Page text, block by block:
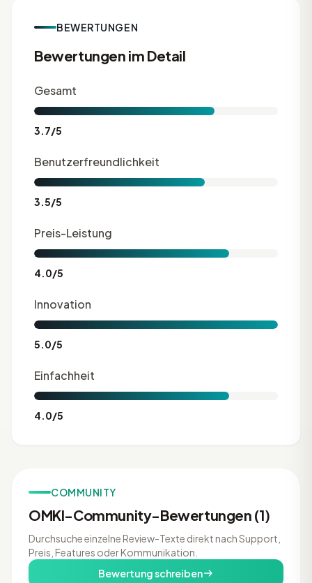
BEWERTUNGEN
Bewertungen im Detail
Gesamt
3.7/5
Benutzerfreundlichkeit
3.5/5
Preis-Leistung
4.0/5
Innovation
5.0/5
Einfachheit
4.0/5
COMMUNITY
OMKI-Community-Bewertungen (1)
Durchsuche einzelne Review-Texte direkt nach Support,
Preis, Features oder Kommunikation.
Bewertung schreiben